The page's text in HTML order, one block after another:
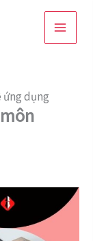
ứng dụng